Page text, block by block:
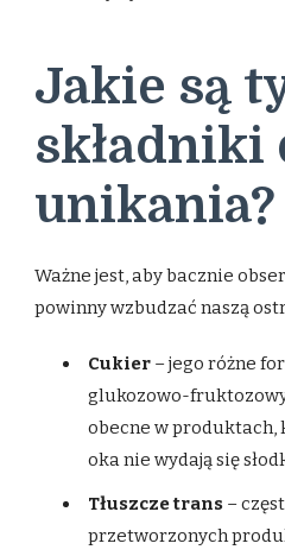
Jakie są
składniki
unikania?
Ważne jest, aby bacznie
powinny wzbudzać naszą
Cukier – jego różne
glukozowo-
obecne w
oka nie wydają się
Tłuszcze trans –
przetworzonych